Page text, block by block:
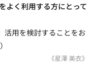
よく利用する方にとって
活用を検討することをお
《星澤 美衣》